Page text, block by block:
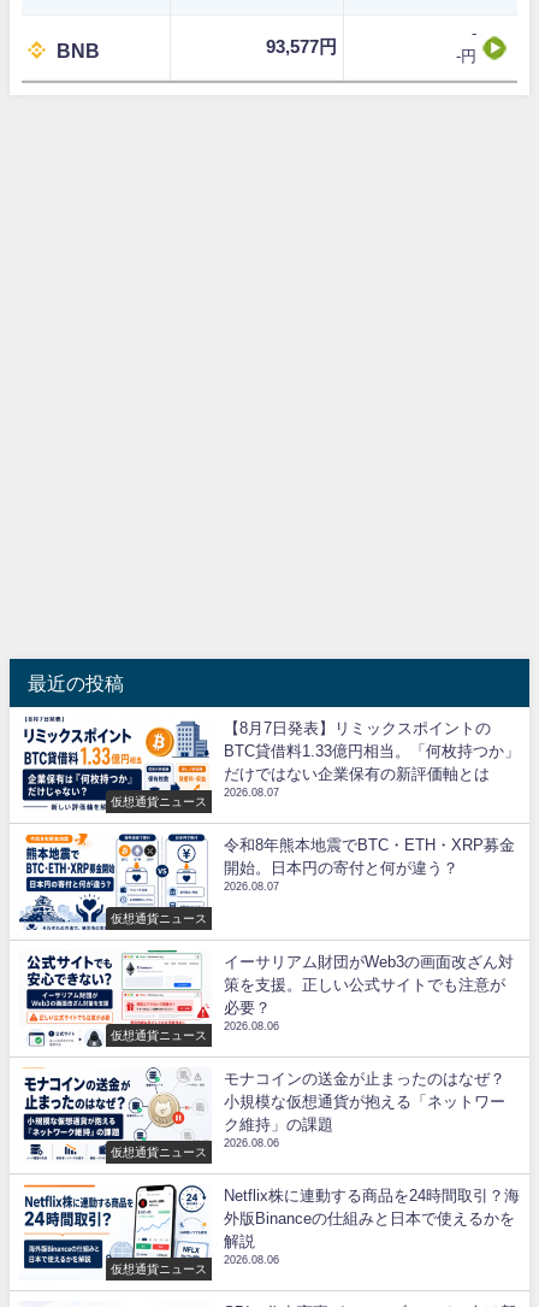
BNB 93,577円
-
-円
最近の投稿
仮想通貨ニュース
【8月7日発表】リミックスポイントの
BTC貸借料1.33億円相当。「何枚持つか」
だけではない企業保有の新評価軸とは
2026.08.07
仮想通貨ニュース
令和8年熊本地震でBTC・ETH・XRP募金
開始。日本円の寄付と何が違う？
2026.08.07
仮想通貨ニュース
イーサリアム財団がWeb3の画面改ざん対
策を支援。正しい公式サイトでも注意が
必要？
2026.08.06
仮想通貨ニュース
モナコインの送金が止まったのはなぜ？
小規模な仮想通貨が抱える「ネットワー
ク維持」の課題
2026.08.06
仮想通貨ニュース
Netflix株に連動する商品を24時間取引？海
外版Binanceの仕組みと日本で使えるかを
解説
2026.08.06